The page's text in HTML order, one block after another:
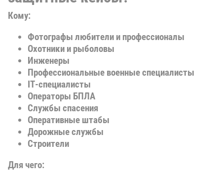
Кому:
Фотографы любители и профессионалы
Охотники и рыболовы
Инженеры
Профессиональные военные специалисты
IT-специалисты
Операторы БПЛА
Службы спасения
Оперативные штабы
Дорожные службы
Строители
Для чего: